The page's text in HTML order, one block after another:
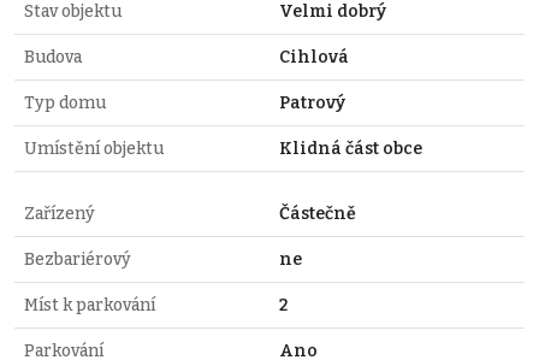
Stav objektu Velmi dobrý
Budova Cihlová
Typ domu Patrový
Umístění objektu Klidná část obce
Zařízený Částečně
Bezbariérový ne
Míst k parkování 2
Parkování Ano